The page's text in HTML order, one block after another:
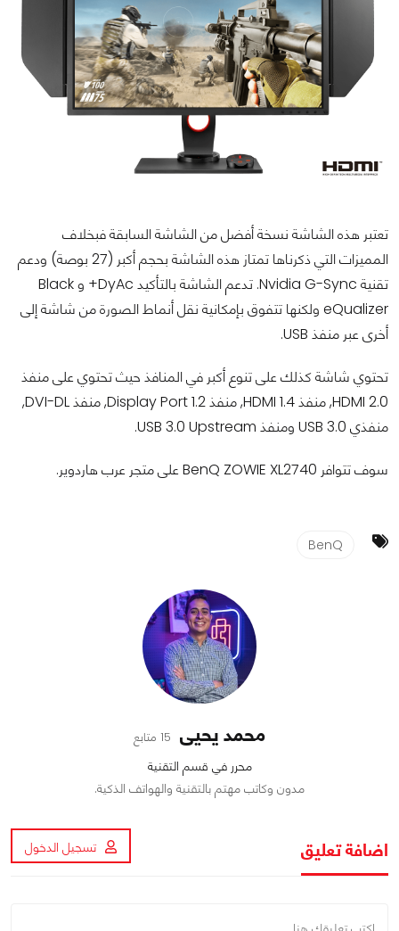
تعتبر هذه الشاشة نسخة أفضل من الشاشة السابقة فبخلاف
المميزات التي ذكرناها تمتاز هذه الشاشة بحجم أكبر (27 بوصة) ودعم
تقنية Nvidia G-Sync. تدعم الشاشة بالتأكيد DyAc+ و Black
eQualizer ولكنها تتفوق بإمكانية نقل أنماط الصورة من شاشة إلى
أخرى عبر منفذ USB.
تحتوي شاشة كذلك على تنوع أكبر في المنافذ حيث تحتوي على منفذ
HDMI 2.0, منفذ HDMI 1.4, منفذ Display Port 1.2, منفذ DVI-DL,
منفذي USB 3.0 ومنفذ USB 3.0 Upstream.
سوف تتوافر BenQ ZOWIE XL2740 على متجر عرب هاردوير.
BenQ
محمد يحيى 15 متابع
محرر في قسم التقنية
مدون وكاتب مهتم بالتقنية والهواتف الذكية.
اضافة تعليق تسجيل الدخول